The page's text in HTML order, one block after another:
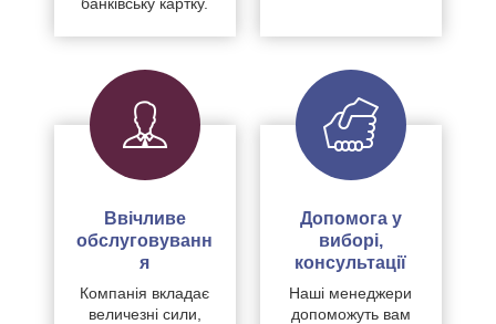
Ввічливе
обслуговуванн
я
Компанія вкладає
величезні сили,
Допомога у
виборі,
консультації
Наші менеджери
допоможуть вам